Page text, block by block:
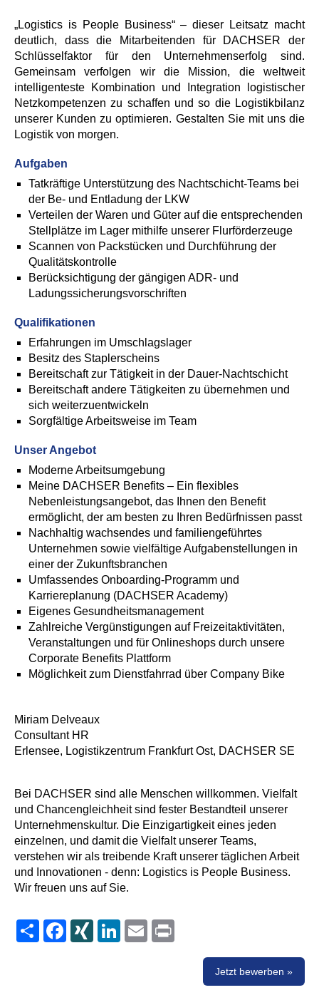
„Logistics is People Business“ – dieser Leitsatz macht
deutlich, dass die Mitarbeitenden für DACHSER der
Schlüsselfaktor für den Unternehmenserfolg sind.
Gemeinsam verfolgen wir die Mission, die weltweit
intelligenteste Kombination und Integration logistischer
Netzkompetenzen zu schaffen und so die Logistikbilanz
unserer Kunden zu optimieren. Gestalten Sie mit uns die
Logistik von morgen.
Aufgaben
Tatkräftige Unterstützung des Nachtschicht-Teams bei
der Be- und Entladung der LKW
Verteilen der Waren und Güter auf die entsprechenden
Stellplätze im Lager mithilfe unserer Flurförderzeuge
Scannen von Packstücken und Durchführung der
Qualitätskontrolle
Berücksichtigung der gängigen ADR- und
Ladungssicherungsvorschriften
Qualifikationen
Erfahrungen im Umschlagslager
Besitz des Staplerscheins
Bereitschaft zur Tätigkeit in der Dauer-Nachtschicht
Bereitschaft andere Tätigkeiten zu übernehmen und
sich weiterzuentwickeln
Sorgfältige Arbeitsweise im Team
Unser Angebot
Moderne Arbeitsumgebung
Meine DACHSER Benefits – Ein flexibles
Nebenleistungsangebot, das Ihnen den Benefit
ermöglicht, der am besten zu Ihren Bedürfnissen passt
Nachhaltig wachsendes und familiengeführtes
Unternehmen sowie vielfältige Aufgabenstellungen in
einer der Zukunftsbranchen
Umfassendes Onboarding-Programm und
Karriereplanung (DACHSER Academy)
Eigenes Gesundheitsmanagement
Zahlreiche Vergünstigungen auf Freizeitaktivitäten,
Veranstaltungen und für Onlineshops durch unsere
Corporate Benefits Plattform
Möglichkeit zum Dienstfahrrad über Company Bike
Miriam Delveaux
Consultant HR
Erlensee, Logistikzentrum Frankfurt Ost, DACHSER SE
Bei DACHSER sind alle Menschen willkommen. Vielfalt
und Chancengleichheit sind fester Bestandteil unserer
Unternehmenskultur. Die Einzigartigkeit eines jeden
einzelnen, und damit die Vielfalt unserer Teams,
verstehen wir als treibende Kraft unserer täglichen Arbeit
und Innovationen - denn: Logistics is People Business.
Wir freuen uns auf Sie.
Share FacebookXING LinkedInEmail
Jetzt bewerben »